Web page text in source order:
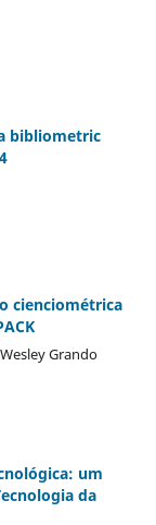
bibliometric
cienciométrica
Grando
um
da